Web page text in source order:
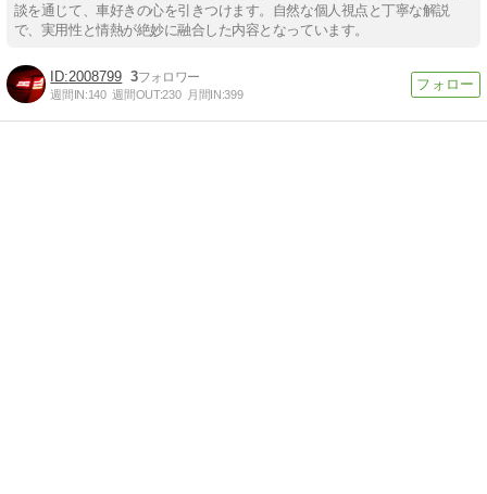
談を通じて、車好きの心を引きつけます。自然な個人視点と丁寧な解説
で、実用性と情熱が絶妙に融合した内容となっています。
2008799 3
週間IN:140 週間OUT:230 月間IN:399